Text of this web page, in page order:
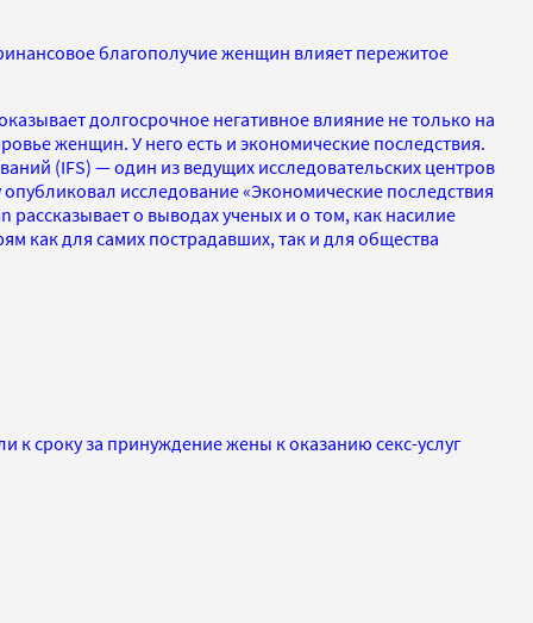
благополучие женщин влияет пережитое
долгосрочное негативное влияние не только на
женщин. У него есть и экономические последствия.
(IFS) — один из ведущих исследовательских центров
исследование «Экономические последствия
рассказывает о выводах ученых и о том, как насилие
как для самих пострадавших, так и для общества
к сроку за принуждение жены к оказанию секс-услуг